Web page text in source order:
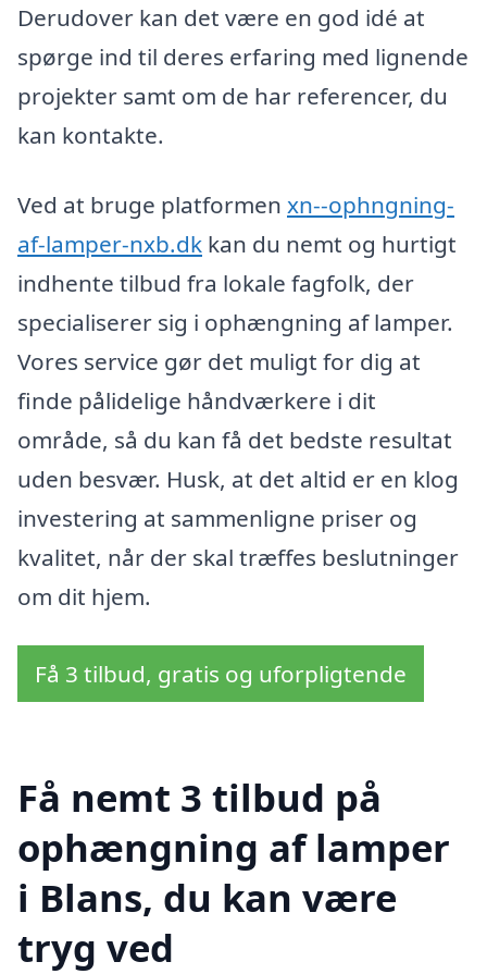
Derudover kan det være en god idé at
spørge ind til deres erfaring med lignende
projekter samt om de har referencer, du
kan kontakte.
Ved at bruge platformen xn--ophngning-
af-lamper-nxb.dk kan du nemt og hurtigt
indhente tilbud fra lokale fagfolk, der
specialiserer sig i ophængning af lamper.
Vores service gør det muligt for dig at
finde pålidelige håndværkere i dit
område, så du kan få det bedste resultat
uden besvær. Husk, at det altid er en klog
investering at sammenligne priser og
kvalitet, når der skal træffes beslutninger
om dit hjem.
Få 3 tilbud, gratis og uforpligtende
Få nemt 3 tilbud på
ophængning af lamper
i Blans, du kan være
tryg ved